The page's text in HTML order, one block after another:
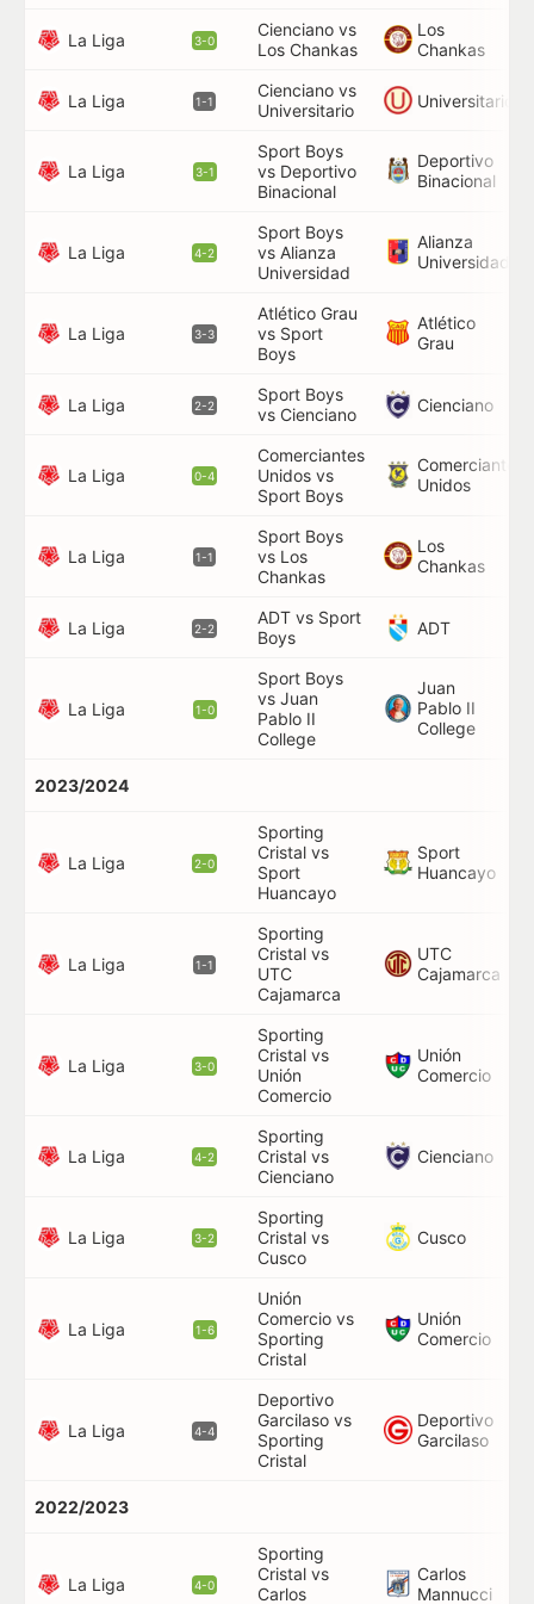
La Liga 3-0
Cienciano vs
Los Chankas
Los
Chankas
La Liga 1-1
Cienciano vs
Universitario
Universitario
La Liga 3-1
Sport Boys
vs Deportivo
Binacional
Deportivo
Binacional
La Liga 4-2
Sport Boys
vs Alianza
Universidad
Alianza
Universidad
La Liga 3-3
Atlético Grau
vs Sport
Boys
Atlético
Grau
La Liga 2-2
Sport Boys
vs Cienciano
Cienciano
La Liga 0-4
Comerciantes
Unidos vs
Sport Boys
Comerciantes
Unidos
La Liga 1-1
Sport Boys
vs Los
Chankas
Los
Chankas
La Liga 2-2
ADT vs Sport
Boys
ADT
La Liga 1-0
Sport Boys
vs Juan
Pablo II
College
Juan
Pablo II
College
2023/2024
La Liga 2-0
Sporting
Cristal vs
Sport
Huancayo
Sport
Huancayo
La Liga 1-1
Sporting
Cristal vs
UTC
Cajamarca
UTC
Cajamarca
La Liga 3-0
Sporting
Cristal vs
Unión
Comercio
Unión
Comercio
La Liga 4-2
Sporting
Cristal vs
Cienciano
Cienciano
La Liga 3-2
Sporting
Cristal vs
Cusco
Cusco
La Liga 1-6
Unión
Comercio vs
Sporting
Cristal
Unión
Comercio
La Liga 4-4
Deportivo
Garcilaso vs
Sporting
Cristal
Deportivo
Garcilaso
2022/2023
La Liga 4-0
Sporting
Cristal vs
Carlos
Carlos
Mannucci